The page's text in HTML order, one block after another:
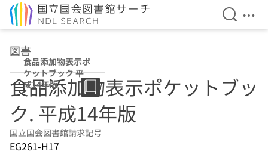
検索を
メ
図書
食品添加物表示ポ
ケットブック 平
成14年版
食品添加物表示ポケットブッ
ク. 平成14年版
国立国会図書館請求記号
EG261-H17